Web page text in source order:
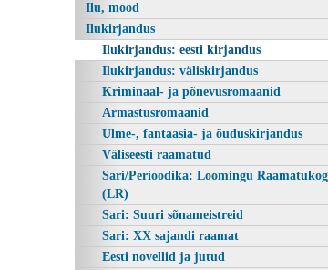
Ilu, mood
Ilukirjandus
Ilukirjandus: eesti kirjandus
Ilukirjandus: väliskirjandus
Kriminaal- ja põnevusromaanid
Armastusromaanid
Ulme-, fantaasia- ja õuduskirjandus
Väliseesti raamatud
Sari/Perioodika: Loomingu
(LR)
Sari: Suuri sõnameistreid
Sari: XX sajandi raamat
Eesti novellid ja jutud